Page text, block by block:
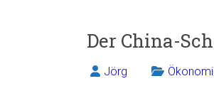
b
o
l
Der China-
Jörg